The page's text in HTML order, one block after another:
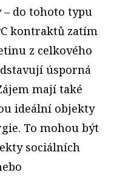
– do tohoto typu
kontraktů zatím
z celkového
úsporná
mají také
ideální objekty
To mohou být
sociálních